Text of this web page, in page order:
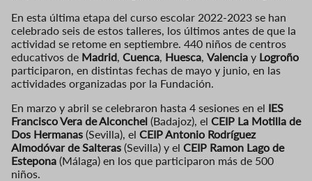
En esta última etapa del curso escolar 2022-2023 se han
celebrado seis de estos talleres, los últimos antes de que la
actividad se retome en septiembre. 440 niños de centros
educativos de Madrid Cuenca Huesca Valencia y Logroño
participaron, en distintas fechas de mayo y junio, en las
actividades organizadas por la Fundación.​​​
En marzo y abril se celebraron hasta 4 sesiones en el IES
Francisco Vera de Alconchel (Badajoz), el CEIP La Motilla de
Dos Hermanas (Sevilla), el CEIP Antonio Rodríguez
Almodóvar de Salteras (Sevilla) y el CEIP Ramon Lago de
Estepona (Málaga) en los que participaron más de 500
niños.